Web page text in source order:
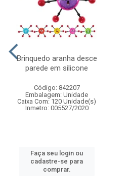
Brinquedo aranha desce
parede em silicone
Código: 842207
Embalagem: Unidade
Caixa Com: 120 Unidade(s)
Inmetro: 005527/2020
Faça seu login ou
cadastre-se para
comprar.